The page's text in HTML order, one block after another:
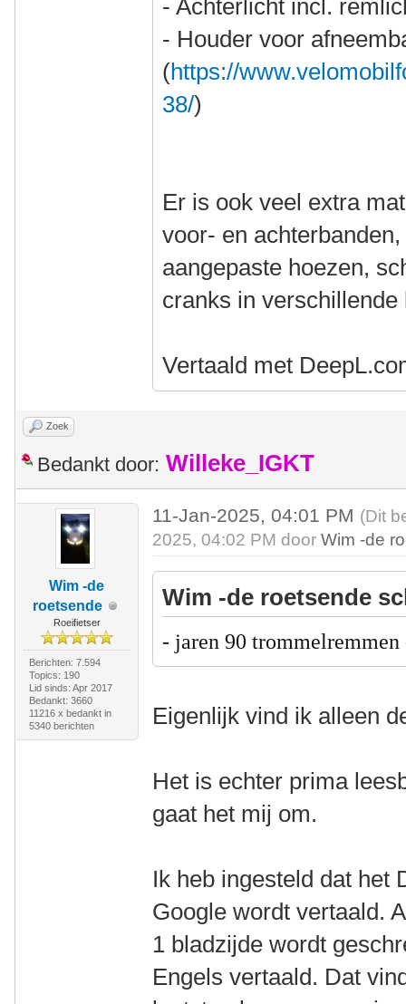
- Achterlicht incl.
- Houder voor
(https://
38/)
Er is ook veel extra
voor- en
aangepaste hoezen,
cranks in
Vertaald met
Zoek
Bedankt door: Willeke_IGKT
Wim -de
roetsende
Roeifietser
Berichten: 7.594
Topics: 190
Lid sinds: Apr 2017
Bedankt: 3660
11216 x bedankt in
5340 berichten
11-Jan-2025, 04:01 PM (Dit
2025, 04:02 PM doorWim -de
Wim -de roetsende
- jaren 90 trommelremmen
Eigenlijk vind ik alleen
Het is echter prima
gaat het mij om.
Ik heb ingesteld dat het
Google wordt vertaald.
1 bladzijde wordt
Engels vertaald. Dat